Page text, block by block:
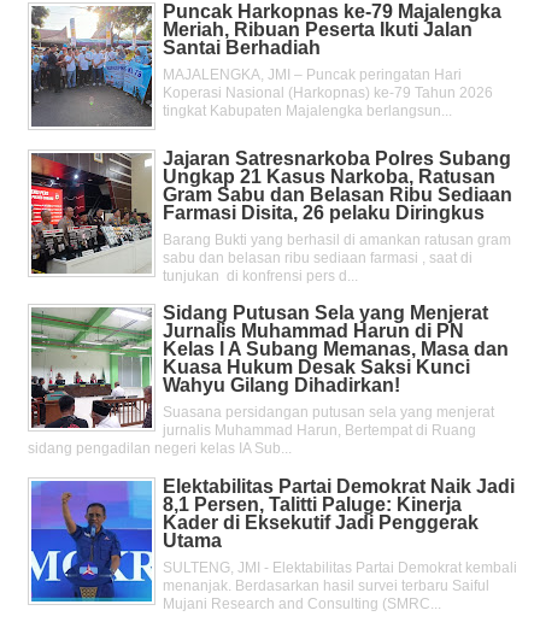
Puncak Harkopnas ke-79 Majalengka
Meriah, Ribuan Peserta Ikuti Jalan
Santai Berhadiah
MAJALENGKA, JMI – Puncak peringatan Hari
Koperasi Nasional (Harkopnas) ke-79 Tahun 2026
tingkat Kabupaten Majalengka berlangsun...
Jajaran Satresnarkoba Polres Subang
Ungkap 21 Kasus Narkoba, Ratusan
Gram Sabu dan Belasan Ribu Sediaan
Farmasi Disita, 26 pelaku Diringkus
Barang Bukti yang berhasil di amankan ratusan gram
sabu dan belasan ribu sediaan farmasi , saat di
tunjukan di konfrensi pers d...
Sidang Putusan Sela yang Menjerat
Jurnalis Muhammad Harun di PN
Kelas l A Subang Memanas, Masa dan
Kuasa Hukum Desak Saksi Kunci
Wahyu Gilang Dihadirkan!
Suasana persidangan putusan sela yang menjerat
jurnalis Muhammad Harun, Bertempat di Ruang
sidang pengadilan negeri kelas IA Sub...
Elektabilitas Partai Demokrat Naik Jadi
8,1 Persen, Talitti Paluge: Kinerja
Kader di Eksekutif Jadi Penggerak
Utama
SULTENG, JMI - Elektabilitas Partai Demokrat kembali
menanjak. Berdasarkan hasil survei terbaru Saiful
Mujani Research and Consulting (SMRC...